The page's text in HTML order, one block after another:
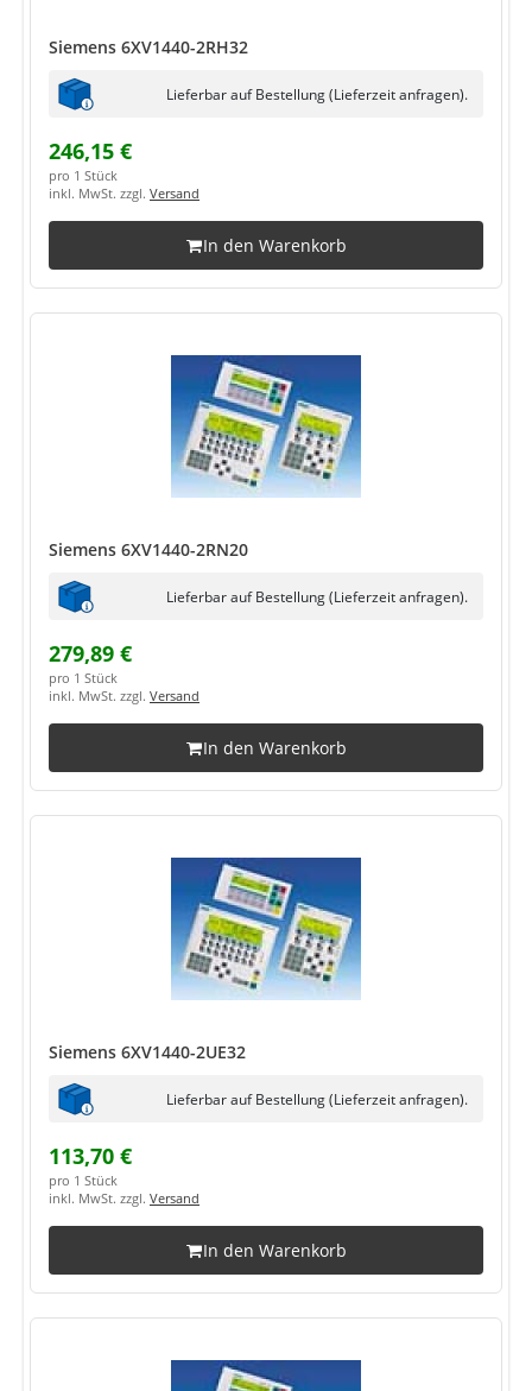
Siemens 6XV1440-2RH32
Lieferbar auf Bestellung (Lieferzeit anfragen).
246,15 €
pro 1 Stück
inkl. MwSt. zzgl. Versand
In den Warenkorb
Siemens 6XV1440-2RN20
Lieferbar auf Bestellung (Lieferzeit anfragen).
279,89 €
pro 1 Stück
inkl. MwSt. zzgl. Versand
In den Warenkorb
Siemens 6XV1440-2UE32
Lieferbar auf Bestellung (Lieferzeit anfragen).
113,70 €
pro 1 Stück
inkl. MwSt. zzgl. Versand
In den Warenkorb